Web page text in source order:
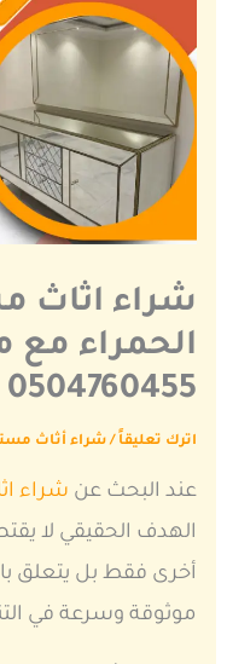
شراء اثاث
الحمراء مع
0504760455
اترك تعليقاً /شراء أثاث
عند البحث عن شراء
الهدف الحقيقي لا
أخرى فقط بل يتعلق
موثوقة وسرعة في